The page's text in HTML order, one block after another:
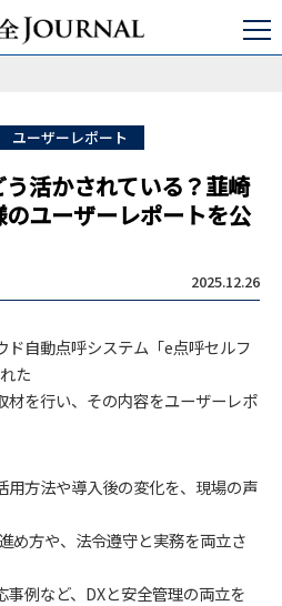
輸安全
バス/タクシー/トラック
いる？韮崎本町運送株式会社様のユーザー
ユーザーレポート
活かされている？韮崎
ユーザーレポートを公
2025.12.26
自動点呼システム「e点呼セルフ
た
材を行い、その内容をユーザーレポ
用方法や導入後の変化を、現場の声
め方や、法令遵守と実務を両立さ
例など、DXと安全管理の両立を